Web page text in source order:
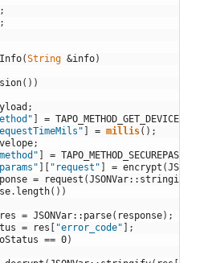
;
;
(String &info)
( ) )
;
] =
] = millis( ) ;
;
] =
] [ "request" ] = encrypt (
= request (JSONVar:: stringify
. length( ) )
res = JSONVar:: parse( response) ;
= res [ "error_code" ] ;
== 0)